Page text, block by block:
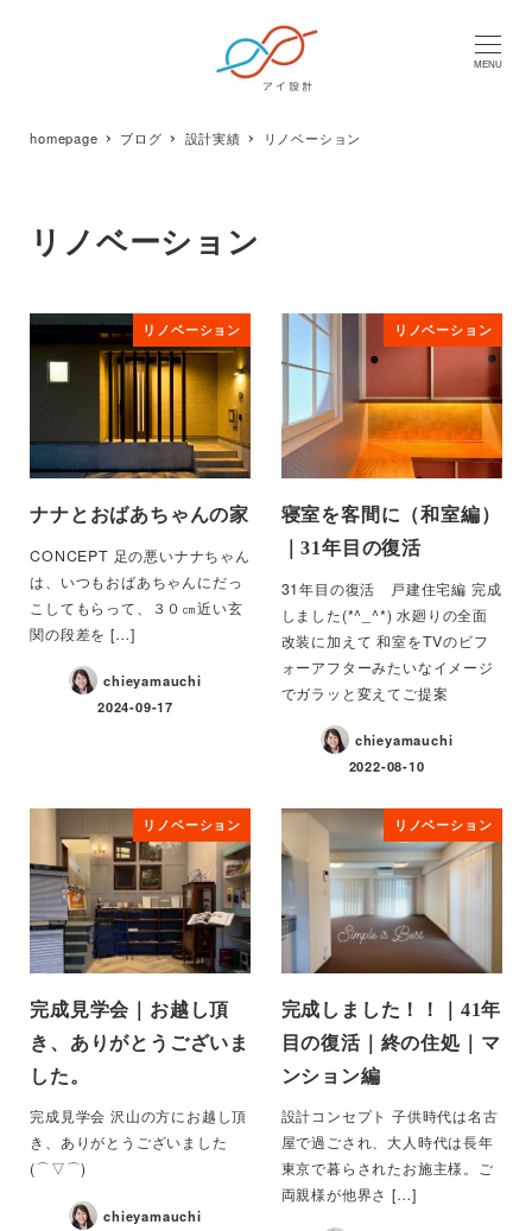
MENU
homepage ブログ 設計実績 リノベーション
リノベーション
リノベーション
ナナとおばあちゃんの家
CONCEPT 足の悪いナナちゃん
は、いつもおばあちゃんにだっ
こしてもらって、３０㎝近い玄
関の段差を […]
chieyamauchi
2024-09-17
リノベーション
寝室を客間に（和室編）
｜31年目の復活
31年目の復活 戸建住宅編 完成
しました(*^_^*) 水廻りの全面
改装に加えて 和室をTVのビフ
ォーアフターみたいなイメージ
でガラッと変えてご提案
chieyamauchi
2022-08-10
リノベーション
完成見学会｜お越し頂
き、ありがとうございま
した。
完成見学会 沢山の方にお越し頂
き、ありがとうございました
(⌒▽⌒)
chieyamauchi
リノベーション
完成しました！！｜41年
目の復活｜終の住処｜マ
ンション編
設計コンセプト 子供時代は名古
屋で過ごされ、大人時代は長年
東京で暮らされたお施主様。ご
両親様が他界さ […]